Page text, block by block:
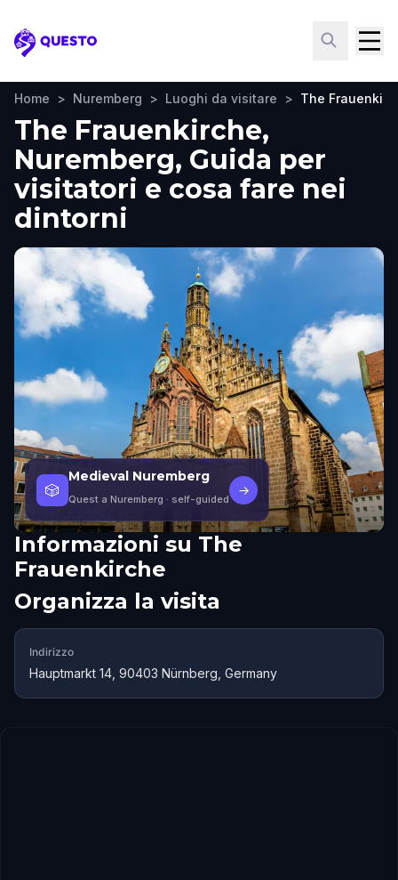
Questo
Home > Nuremberg > Luoghi da visitare > The
The Frauenkirche,
Nuremberg, Guida per
visitatori e cosa fare nei
dintorni
🎲
Medieval Nuremberg
Quest a Nuremberg · self-guided
→
Informazioni su The
Frauenkirche
Organizza la visita
Indirizzo
Hauptmarkt 14, 90403 Nürnberg, Germany